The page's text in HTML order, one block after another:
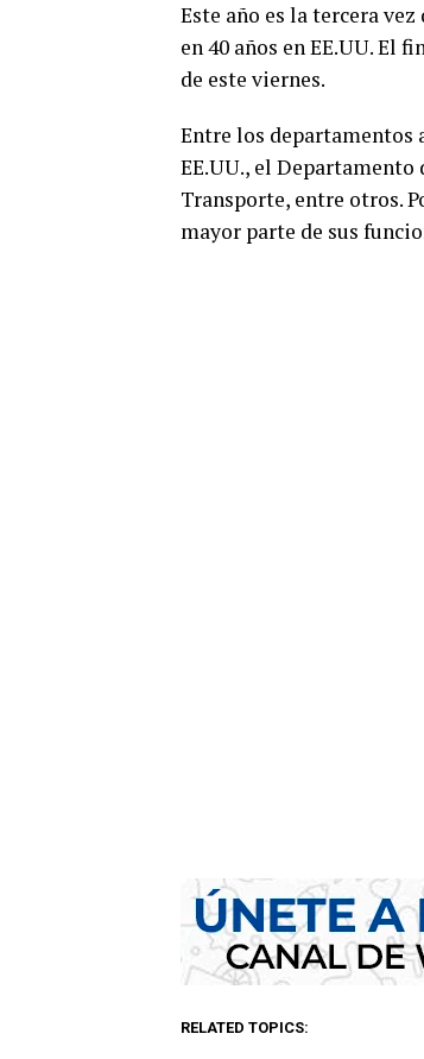
Este año es la tercera
en 40 años en EE.UU. El
de este viernes.
Entre los departamentos
EE.UU., el
Transporte, entre otros.
mayor parte de sus
RELATED TOPICS: